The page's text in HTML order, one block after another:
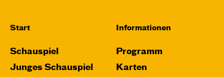
Start
Schauspiel
Junges Schauspiel
Informationen
Programm
Karten